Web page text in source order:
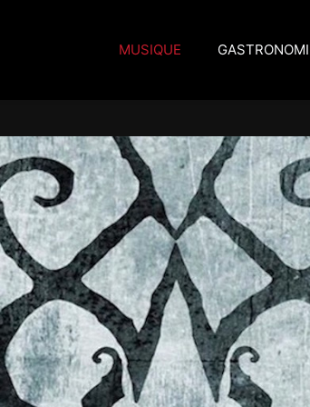
MUSIQUE